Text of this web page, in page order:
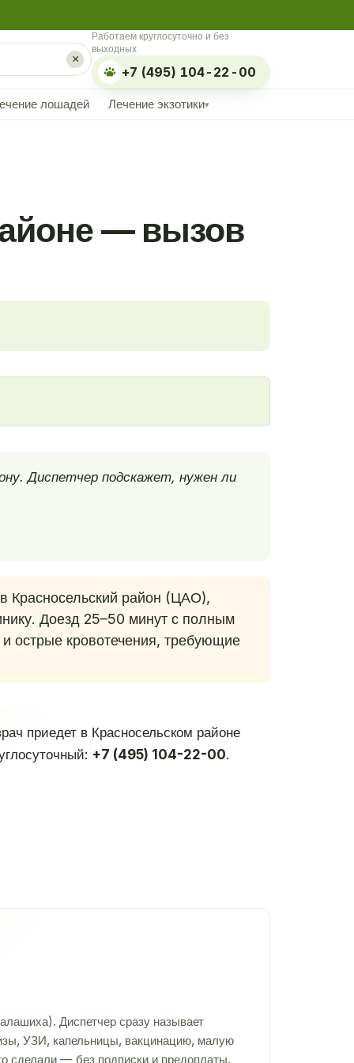
×
Работаем круглосуточно и без
выходных
+7 (495) 104-22-00
лошадей Лечение экзотики▾
— вызов
Диспетчер подскажет, нужен ли
Красносельский район (ЦАО),
Доезд 25–50 минут с полным
острые кровотечения, требующие
приедет в Красносельском районе
+7 (495) 104-22-00.
Диспетчер сразу называет
УЗИ, капельницы, вакцинацию, малую
сделали — без подписки и предоплаты.